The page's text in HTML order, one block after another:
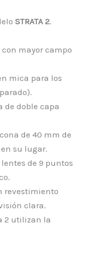
STRATA 2.
mayor campo
mica para los
de doble capa
de 40 mm de
su lugar.
de 9 puntos
revestimiento
clara.
2 utilizan la